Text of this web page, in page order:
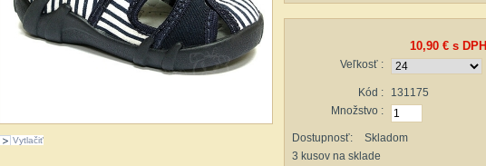
Vytlačiť
10,90 €s DPH
Veľkosť :
Kód :
131175
Množstvo :
Dostupnosť:
Skladom
3 kusov na sklade